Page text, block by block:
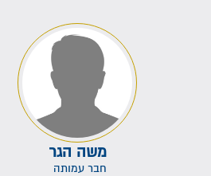
משה הגר
חבר עמותה